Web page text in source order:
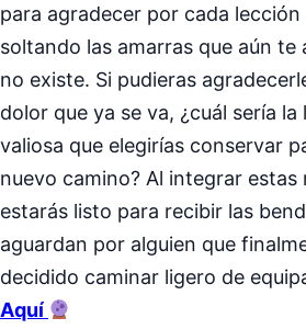
para agradecer por cada lección
soltando las amarras que aún te
no existe. Si pudieras
dolor que ya se va, ¿cuál sería la
valiosa que elegirías conservar
nuevo camino? Al integrar estas
estarás listo para recibir las
aguardan por alguien que
decidido caminar ligero de
Aquí